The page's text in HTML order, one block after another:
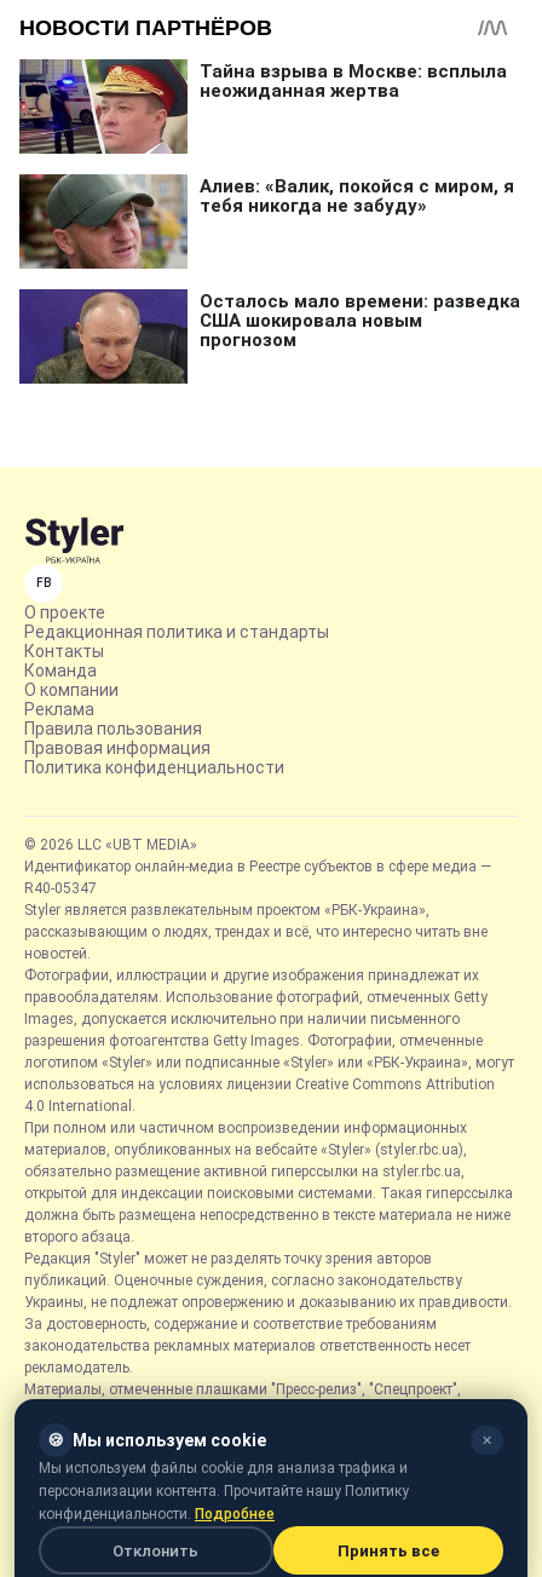
FB
О проекте
Редакционная политика и стандарты
Контакты
Команда
О компании
Реклама
Правила пользования
Правовая информация
Политика конфиденциальности
© 2026 LLC «UBT MEDIA»
Идентификатор онлайн-медиа в Реестре субъектов в сфере медиа —
R40-05347
Styler является развлекательным проектом «РБК-Украина»,
рассказывающим о людях, трендах и всё, что интересно читать вне
новостей.
Фотографии, иллюстрации и другие изображения принадлежат их
правообладателям. Использование фотографий, отмеченных Getty
Images, допускается исключительно при наличии письменного
разрешения фотоагентства Getty Images. Фотографии, отмеченные
логотипом «Styler» или подписанные «Styler» или «РБК-Украина», могут
использоваться на условиях лицензии Creative Commons Attribution
4.0 International.
При полном или частичном воспроизведении информационных
материалов, опубликованных на вебсайте «Styler» (styler.rbc.ua),
обязательно размещение активной гиперссылки на styler.rbc.ua,
открытой для индексации поисковыми системами. Такая гиперссылка
должна быть размещена непосредственно в тексте материала не ниже
второго абзаца.
Редакция "Styler" может не разделять точку зрения авторов
публикаций. Оценочные суждения, согласно законодательству
Украины, не подлежат опровержению и доказыванию их правдивости.
За достоверность, содержание и соответствие требованиям
законодательства рекламных материалов ответственность несет
рекламодатель.
Материалы, отмеченные плашками "Пресс-релиз", "Спецпроект",
размещаются на правах рекламы.
Рубрика «Новости компаний» является информационным форматом,
содержащим новости, сообщения и объявления, связанные с
деятельностью компаний, и основывается на информации,
предоставленной соответствующими компаниями. Редакция не несет
ответственности за достоверность такой информации.
Онлайн-медиа «Styler» предназначено для лиц от 21 года.
🍪 Мы используем cookie ✕
Мы используем файлы cookie для анализа трафика и
персонализации контента. Прочитайте нашу Политику
конфиденциальности. Подробнее
Отклонить Принять все